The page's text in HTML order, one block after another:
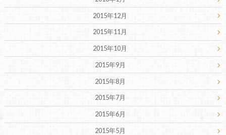
2015年12月
2015年11月
2015年10月
2015年9月
2015年8月
2015年7月
2015年6月
2015年5月